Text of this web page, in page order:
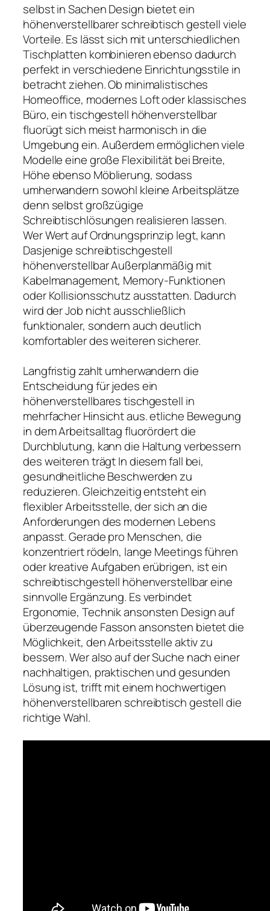
selbst in Sachen Design bietet ein
höhenverstellbarer schreibtisch gestell viele
Vorteile. Es lässt sich mit unterschiedlichen
Tischplatten kombinieren ebenso dadurch
perfekt in verschiedene Einrichtungsstile in
betracht ziehen. Ob minimalistisches
Homeoffice, modernes Loft oder klassisches
Büro, ein tischgestell höhenverstellbar
fluorügt sich meist harmonisch in die
Umgebung ein. Außerdem ermöglichen viele
Modelle eine große Flexibilität bei Breite,
Höhe ebenso Möblierung, sodass
umherwandern sowohl kleine Arbeitsplätze
denn selbst großzügige
Schreibtischlösungen realisieren lassen.
Wer Wert auf Ordnungsprinzip legt, kann
Dasjenige schreibtischgestell
höhenverstellbar Außerplanmäßig mit
Kabelmanagement, Memory-Funktionen
oder Kollisionsschutz ausstatten. Dadurch
wird der Job nicht ausschließlich
funktionaler, sondern auch deutlich
komfortabler des weiteren sicherer.
Langfristig zahlt umherwandern die
Entscheidung für jedes ein
höhenverstellbares tischgestell in
mehrfacher Hinsicht aus. etliche Bewegung
in dem Arbeitsalltag fluorördert die
Durchblutung, kann die Haltung verbessern
des weiteren trägt In diesem fall bei,
gesundheitliche Beschwerden zu
reduzieren. Gleichzeitig entsteht ein
flexibler Arbeitsstelle, der sich an die
Anforderungen des modernen Lebens
anpasst. Gerade pro Menschen, die
konzentriert rödeln, lange Meetings führen
oder kreative Aufgaben erübrigen, ist ein
schreibtischgestell höhenverstellbar eine
sinnvolle Ergänzung. Es verbindet
Ergonomie, Technik ansonsten Design auf
überzeugende Fasson ansonsten bietet die
Möglichkeit, den Arbeitsstelle aktiv zu
bessern. Wer also auf der Suche nach einer
nachhaltigen, praktischen und gesunden
Lösung ist, trifft mit einem hochwertigen
höhenverstellbaren schreibtisch gestell die
richtige Wahl.